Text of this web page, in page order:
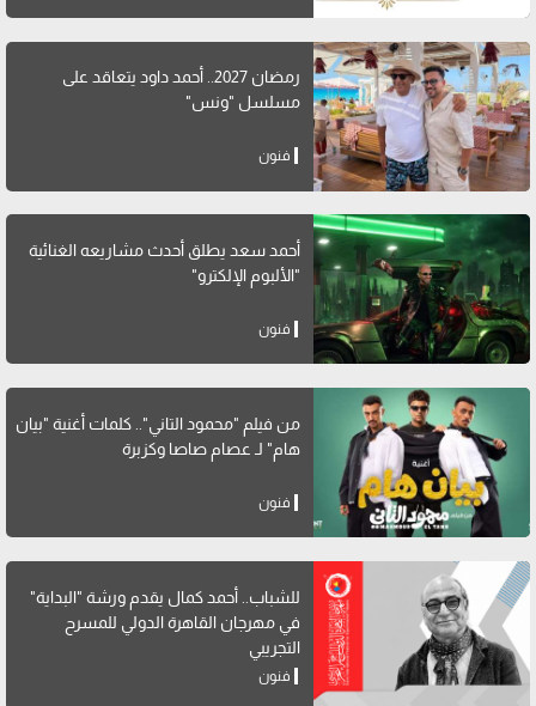
رمضان 2027.. أحمد داود يتعاقد على
مسلسل "ونس"
فنون
أحمد سعد يطلق أحدث مشاريعه الغنائية
"الألبوم الإلكترو"
فنون
من فيلم "محمود التاني".. كلمات أغنية "بيان
هام" لـ عصام صاصا وكزبرة
فنون
للشباب.. أحمد كمال يقدم ورشة "البداية"
في مهرجان القاهرة الدولي للمسرح
التجريبي
فنون